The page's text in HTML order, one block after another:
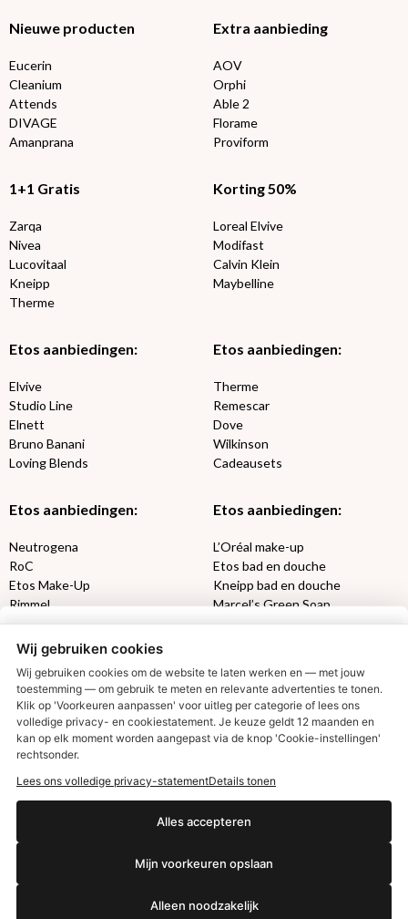
Nieuwe producten
Eucerin
Cleanium
Attends
DIVAGE
Amanprana
Extra aanbieding
AOV
Orphi
Able 2
Florame
Proviform
1+1 Gratis
Zarqa
Nivea
Lucovitaal
Kneipp
Therme
Korting 50%
Loreal Elvive
Modifast
Calvin Klein
Maybelline
Etos aanbiedingen:
Elvive
Studio Line
Elnett
Bruno Banani
Loving Blends
Etos aanbiedingen:
Therme
Remescar
Dove
Wilkinson
Cadeausets
Etos aanbiedingen:
Neutrogena
RoC
Etos Make-Up
Rimmel
Max Factor
Etos aanbiedingen:
L’Oréal make-up
Etos bad en douche
Kneipp bad en douche
Marcel’s Green Soap
Oral-B
Etos aanbiedingen:
Aussie
Gillette
Gezichtsverzorging
Syoss
DETOXEN
Always
Libresse
Gliss Kur
Etos billendoekjes
VISION SUN
Wij gebruiken cookies
Wij gebruiken cookies om de website te laten werken en — met jouw
toestemming — om gebruik te meten en relevante advertenties te tonen.
Klik op 'Voorkeuren aanpassen' voor uitleg per categorie of lees ons
volledige privacy- en cookiestatement. Je keuze geldt 12 maanden en
kan op elk moment worden aangepast via de knop 'Cookie-instellingen'
rechtsonder.
Lees ons volledige privacy-statementDetails tonen
Alles accepteren
Mijn voorkeuren opslaan
Alleen noodzakelijk
€2,50 korting?
Ja, ik wil korting